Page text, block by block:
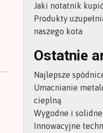
Jaki notatnik
Produkty
naszego kota
Ostatnie
Najlepsze
Umacnianie
cieplną
Wygodne i
Innowacyjne